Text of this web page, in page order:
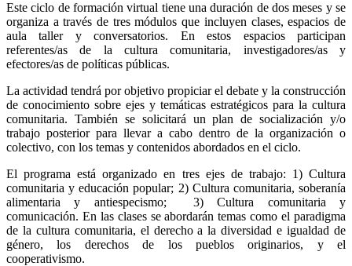
Este ciclo de formación virtual tiene una duración de dos meses y se
organiza a través de tres módulos que incluyen clases, espacios de
aula taller y conversatorios. En estos espacios participan
referentes/as de la cultura comunitaria, investigadores/as y
efectores/as de políticas públicas.
La actividad tendrá por objetivo propiciar el debate y la construcción
de conocimiento sobre ejes y temáticas estratégicos para la cultura
comunitaria. También se solicitará un plan de socialización y/o
trabajo posterior para llevar a cabo dentro de la organización o
colectivo, con los temas y contenidos abordados en el ciclo.
El programa está organizado en tres ejes de trabajo: 1) Cultura
comunitaria y educación popular; 2) Cultura comunitaria, soberanía
alimentaria y antiespecismo; 3) Cultura comunitaria y
comunicación. En las clases se abordarán temas como el paradigma
de la cultura comunitaria, el derecho a la diversidad e igualdad de
género, los derechos de los pueblos originarios, y el
cooperativismo.